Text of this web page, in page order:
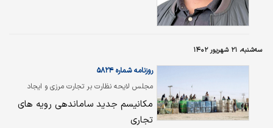
نوآوری در صنایع مختلف است و از طریق نوآوری در
به رشد اقتصادی، ایجاد اشتغال، رقابت‌‌‌پذیری
بین‌المللی و در نهایت رفاه بیشتر …
سه‌شنبه، ۲۱ شهریور ۱۴۰۲
مجلس لایحه نظارت بر تجارت مرزی و ایجاد
اشتغال پایدار مرزنشینان را تصویب کرد
روزنامه شماره ۵۸۲۴
مکانیسم جدید ساماندهی رویه های
تجاری